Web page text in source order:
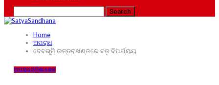
Home
ଅପରାଧ
ଦେବଭୂମି ଉତ୍ତରାଖଣ୍ଡରେ ବଡ଼ ବିପର୍ଯ୍ୟୟ
ଅପରାଧଓଡ଼ିଶାଖେଳ